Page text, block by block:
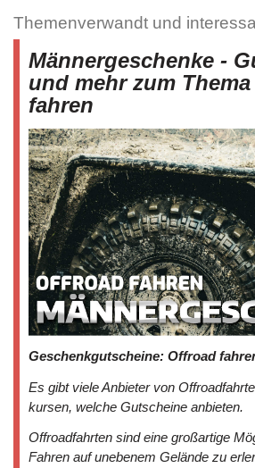
Themenverwandt und
Männergeschenke -
und mehr zum
fahren
Geschenkgutscheine: Offroad
Es gibt viele Anbieter von
kursen, welche Gutscheine anbieten.
Offroadfahrten sind eine großartige
Fahren auf unebenem Gelände zu